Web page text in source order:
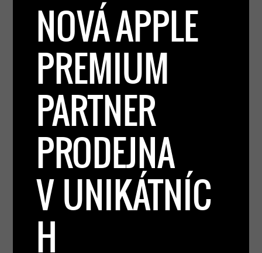
NOVÁ APPLE
PREMIUM
PARTNER
PRODEJNA
V UNIKÁTNÍC
H